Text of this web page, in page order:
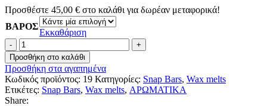
Προσθέστε 45,00 € στο καλάθι για δωρέαν μεταφορικά!
ΒΑΡΟΣ
Εκκαθάριση
Pistachio
Caramel
ποσότητα
Προσθήκη στο καλάθι
Προσθήκη στα αγαπημένα
Κωδικός προϊόντος: 19 Κατηγορίες: Snap Bars, Wax melts
Ετικέτες: Snap Bars, Wax melts, ΑΡΩΜΑΤΙΚΑ
Share: